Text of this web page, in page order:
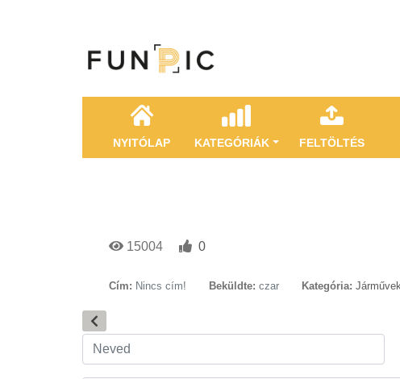
NYITÓLAP KATEGÓRIÁK FELTÖLTÉS
15004 0
Cím: Nincs cím! Beküldte: czar Kategória: